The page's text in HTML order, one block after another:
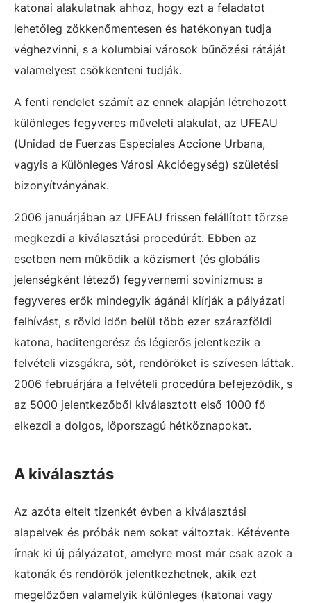
katonai alakulatnak ahhoz, hogy ezt a feladatot
lehetőleg zökkenőmentesen és hatékonyan tudja
véghezvinni, s a kolumbiai városok bűnözési rátáját
valamelyest csökkenteni tudják.
A fenti rendelet számít az ennek alapján létrehozott
különleges fegyveres műveleti alakulat, az UFEAU
(Unidad de Fuerzas Especiales Accione Urbana,
vagyis a Különleges Városi Akcióegység) születési
bizonyítványának.
2006 januárjában az UFEAU frissen felállított törzse
megkezdi a kiválasztási procedúrát. Ebben az
esetben nem működik a közismert (és globális
jelenségként létező) fegyvernemi sovinizmus: a
fegyveres erők mindegyik ágánál kiírják a pályázati
felhívást, s rövid időn belül több ezer szárazföldi
katona, haditengerész és légierős jelentkezik a
felvételi vizsgákra, sőt, rendőröket is szívesen láttak.
2006 februárjára a felvételi procedúra befejeződik, s
az 5000 jelentkezőből kiválasztott első 1000 fő
elkezdi a dolgos, lőporszagú hétköznapokat.
A kiválasztás
Az azóta eltelt tizenkét évben a kiválasztási
alapelvek és próbák nem sokat változtak. Kétévente
írnak ki új pályázatot, amelyre most már csak azok a
katonák és rendőrök jelentkezhetnek, akik ezt
megelőzően valamelyik különleges (katonai vagy